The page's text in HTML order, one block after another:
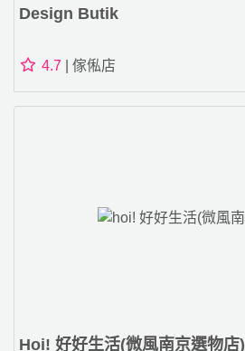
Design Butik
4.7 | 傢俬店
Hoi! 好好生活(微風南京選物店)